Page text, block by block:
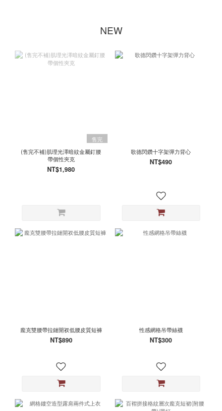
NEW
售完
(售完不補)肌理光澤暗紋金屬釘腰
帶個性夾克
NT$1,980
歌德閃鑽十字架彈力背心
NT$490
龐克雙腰帶拉鏈開衩低腰皮質短褲
NT$890
性感網格吊帶絲襪
NT$300